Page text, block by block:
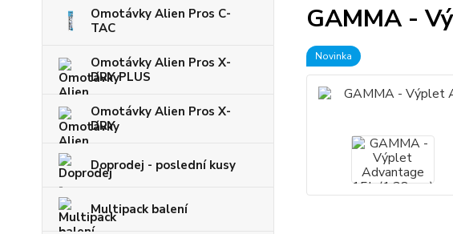
Omotávky Alien Pros C-
TAC
Omotávky Alien Pros X-
DRY PLUS
Omotávky Alien Pros X-
DRY
Doprodej - poslední kusy
Multipack balení
GAMMA -
Novinka